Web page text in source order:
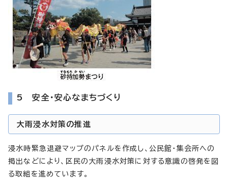
5 安全・安心なまちづくり
大雨浸水対策の推進
浸水時緊急退避マップのパネルを作成し、公民館・集会所への
掲出などにより、区民の大雨浸水対策に対する意識の啓発を図
る取組を進めています。